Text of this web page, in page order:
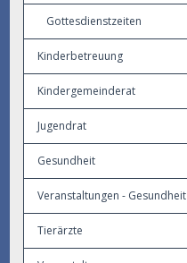
Gottesdienstzeiten
Kinderbetreuung
Kindergemeinderat
Jugendrat
Gesundheit
Veranstaltungen - Gesundheit
Tierärzte